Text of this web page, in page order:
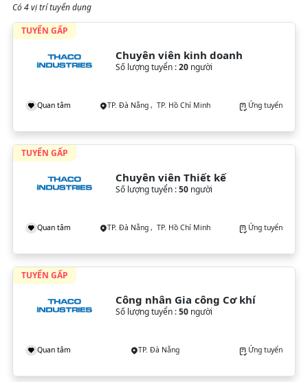
Có 4 vị trí tuyển dụng
Chuyên viên kinh doanh
Số lượng tuyển :20người
Quan tâm TP. Đà Nẵng , TP. Hồ Chí Minh Ứng tuyển
TUYỂN GẤP
Chuyên viên Thiết kế
Số lượng tuyển :50người
Quan tâm TP. Đà Nẵng , TP. Hồ Chí Minh Ứng tuyển
TUYỂN GẤP
Công nhân Gia công Cơ khí
Số lượng tuyển :50người
Quan tâm TP. Đà Nẵng Ứng tuyển
TUYỂN GẤP